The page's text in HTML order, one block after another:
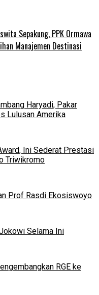
Sepakung, PPK Ormawa
Manajemen Destinasi
Haryadi, Pakar
Lulusan Amerika
Ini Sederat Prestasi
Triwikromo
Prof Rasdi Ekosiswoyo
Selama Ini
RGE ke